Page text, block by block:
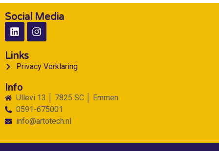
Social Media
Links
Privacy Verklaring
Info
Ullevi 13 │ 7825 SC │ Emmen
0591-675001
info@artotech.nl